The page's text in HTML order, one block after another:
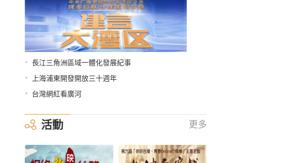
• 長江三角洲區域一體化發展紀事
• 上海浦東開發開放三十週年
• 台灣網紅看廣河
活動 更多